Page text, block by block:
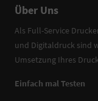
Über Uns
Als Full-Service
und Digitaldruck sind
Umsetzung Ihres
Einfach mal Testen